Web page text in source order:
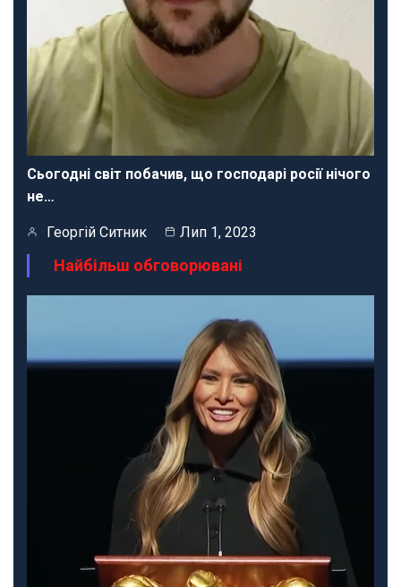
Сьогодні світ побачив, що господарі росії нічого
не…
Георгій Ситник Лип 1, 2023
Найбільш обговорювані